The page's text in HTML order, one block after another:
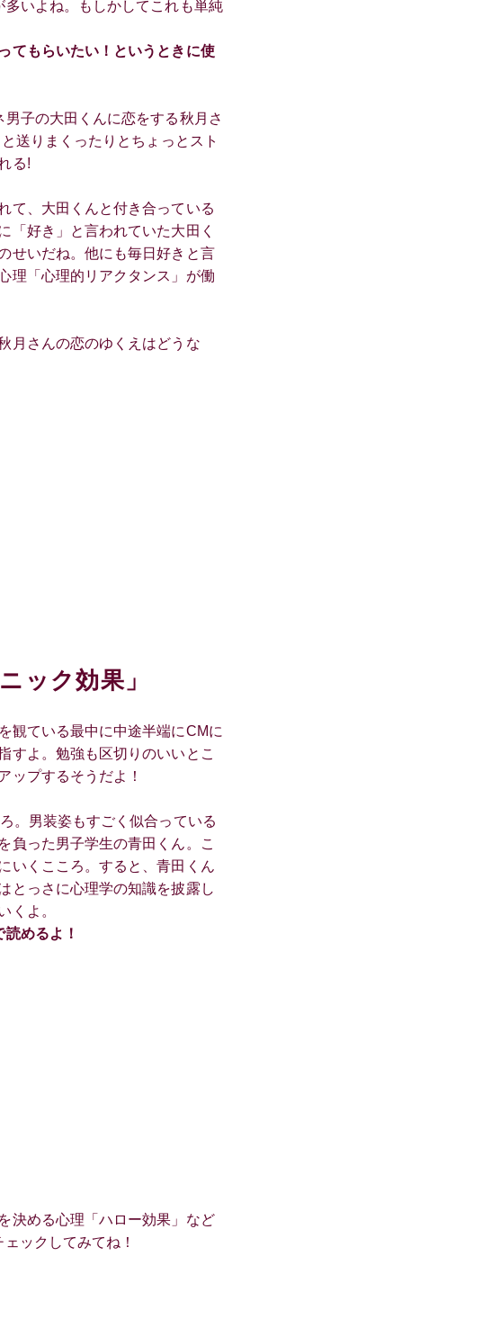
いよね。もしかしてこれも単純
てもらいたい！というときに使
子の大田くんに恋をする秋月さ
送りまくったりとちょっとスト
る!
て、大田くんと付き合っている
「好き」と言われていた大田く
せいだね。他にも毎日好きと言
理「心理的リアクタンス」が働
月さんの恋のゆくえはどうな
ック効果」
観ている最中に中途半端にCMに
すよ。勉強も区切りのいいとこ
ップするそうだよ！
。男装姿もすごく似合っている
った男子学生の青田くん。こ
いくこころ。すると、青田くん
とっさに心理学の知識を披露し
くよ。
めるよ！
決める心理「ハロー効果」など
ックしてみてね！